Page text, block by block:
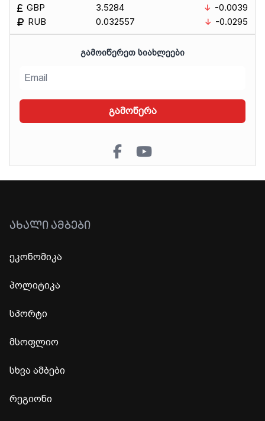
GBP
RUB
3.5284
0.032557
-0.0039
-0.0295
ᲒᲐᲛᲝᲘᲬᲔᲠᲔᲗ ᲡᲘᲐᲮᲚᲔᲔᲑᲘ
გამოწერა
ᲐᲮᲐᲚᲘ ᲐᲛᲑᲔᲑᲘ
ეკონომიკა
პოლიტიკა
სპორტი
მსოფლიო
სხვა ამბები
რეგიონი